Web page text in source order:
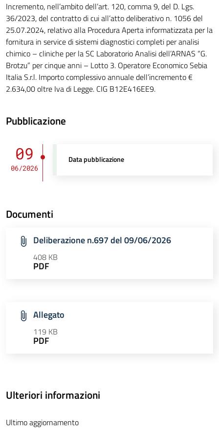
Incremento, nell’ambito dell’art. 120, comma 9, del D. Lgs.
36/2023, del contratto di cui all’atto deliberativo n. 1056 del
25.07.2024, relativo alla Procedura Aperta informatizzata per la
fornitura in service di sistemi diagnostici completi per analisi
chimico – cliniche per la SC Laboratorio Analisi dell’ARNAS “G.
Brotzu” per cinque anni – Lotto 3. Operatore Economico Sebia
Italia S.r.l. Importo complessivo annuale dell’incremento €
2.634,00 oltre Iva di Legge. CIG B12E416EE9.
Pubblicazione
09
06/2026
Data pubblicazione
Documenti
Deliberazione n.697 del 09/06/2026
408 KB
PDF
Allegato
119 KB
PDF
Ulteriori informazioni
Ultimo aggiornamento